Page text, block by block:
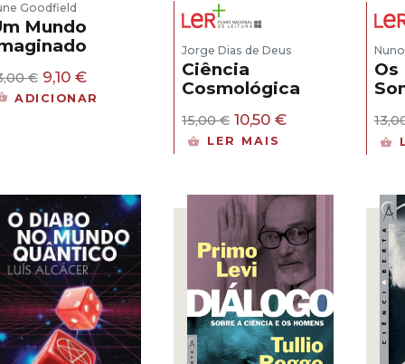
Goodfield
Mundo
€ O
preço
9,10 €O
preço
ADICIONAR
Jorge Dias de Deus
Ciência
Cosmológica
15,00€ O
preço
10,50€O
LER MAIS
Os